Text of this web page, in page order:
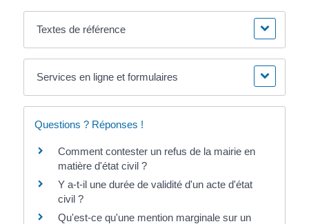
Textes de référence
Services en ligne et formulaires
Questions ? Réponses !
Comment contester un refus de la mairie en
matière d'état civil ?
Y a-t-il une durée de validité d'un acte d'état
civil ?
Qu'est-ce qu'une mention marginale sur un